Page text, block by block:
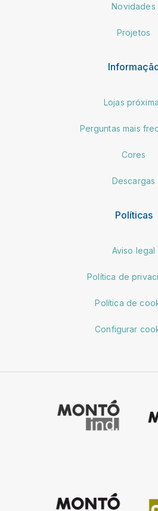
Novidades
Projetos
Lojas
Perguntas mais
Cores
Descargas
Políticas
Aviso legal
Política de
Política de
Configurar